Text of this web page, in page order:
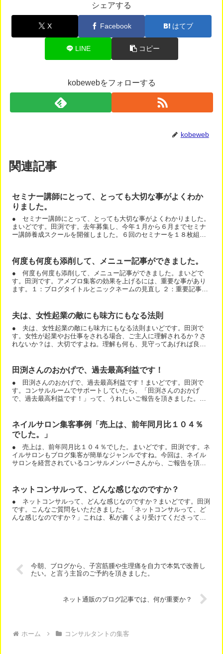
シェアする
X Facebook はてブ
LINE コピー
kobewebをフォローする
kobeweb
関連記事
セミナー講師にとって、とっても大切な事がよくわか
りました。
● セミナー講師にとって、とっても大切な事がよくわかりました。
まいどです。田渕です。去年募集し、今年１月から６月までセミナ
ー講師養成スクールを開催しました。６回のセミナーを１８枚組の
何度も何度も添削して、メニュー記事ができました。
● 何度も何度も添削して、メニュー記事ができました。まいどで
す。田渕です。アメブロ集客の効果を上げるには、重要な事があり
ます。１：ブログタイトルとニックネームの見直し ２：重要記事の
夫は、女性起業の敵にも味方にもなる法則
● 夫は、女性起業の敵にも味方にもなる法則まいどです。田渕で
す。女性が起業やお仕事をされる場合、ご主人に理解されるか？さ
れないか？は、大切ですよね。理解も何も、見守ってあげれば良い
田渕さんのおかげで、過去最高利益です！
● 田渕さんのおかげで、過去最高利益です！まいどです。田渕で
す。コンサルルームでサポートしていたら、「田渕さんのおかげ
で、過去最高利益です！」って、うれしいご報告を頂きました。重
ネイルサロン集客事例「売上は、前年同月比１０４％
でした。」
● 売上は、前年同月比１０４％でした。まいどです。田渕です。ネ
イルサロンもブログ集客が簡単なジャンルですね。今回は、ネイル
サロンを経営されているコンサルメンバーさんから、ご報告を頂き
ネットコンサルって、どんな感じなのですか？
● ネットコンサルって、どんな感じなのですか？まいどです。田渕
です。こんなご質問をいただきました。「ネットコンサルって、ど
んな感じなのですか？」これは、私が書くより受けてくださってい
今朝、ブログから、子宮筋腫や生理痛を自力で本気で改善し
たい。と言う主旨のご予約を頂きました。
ネット通販のブログ記事では、何が重要か？
ホーム コンサルタントの集客